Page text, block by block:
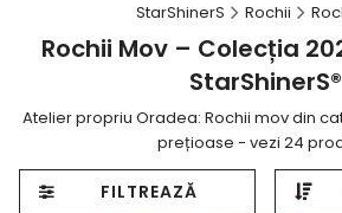
StarShinerS Rochii
Rochii Mov – Colecția
StarShinerS®
Atelier propriu Oradea: Rochii mov din
prețioase - vezi 24
FILTREAZĂ